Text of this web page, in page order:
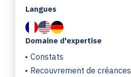
Domaine d'expertise
Constats
Recouvrement de créances
Langues